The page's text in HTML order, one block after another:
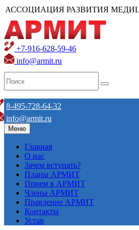
АССОЦИАЦИЯ РАЗВИТИЯ
+7-916-628-59-46
info@armit.ru
8-495-728-64-32
info@armit.ru
Меню
Главная
О нас
Зачем вступать?
Планы АРМИТ
Прием в АРМИТ
Члены АРМИТ
Правление АРМИТ
Контакты
Устав